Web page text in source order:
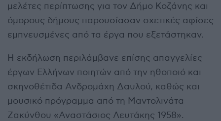
μελέτες περίπτωσης για τον Δήμο Κοζάνης και
όμορους δήμους παρουσίασαν σχετικές αφίσες
εμπνευσμένες από τα έργα που εξετάστηκαν.
Η εκδήλωση περιλάμβανε επίσης απαγγελίες
έργων Ελλήνων ποιητών από την ηθοποιό και
σκηνοθέτιδα Ανδρομάχη Δαυλού, καθώς και
μουσικό πρόγραμμα από τη Μαντολινάτα
Ζακύνθου «Αναστάσιος Λευτάκης 1958».